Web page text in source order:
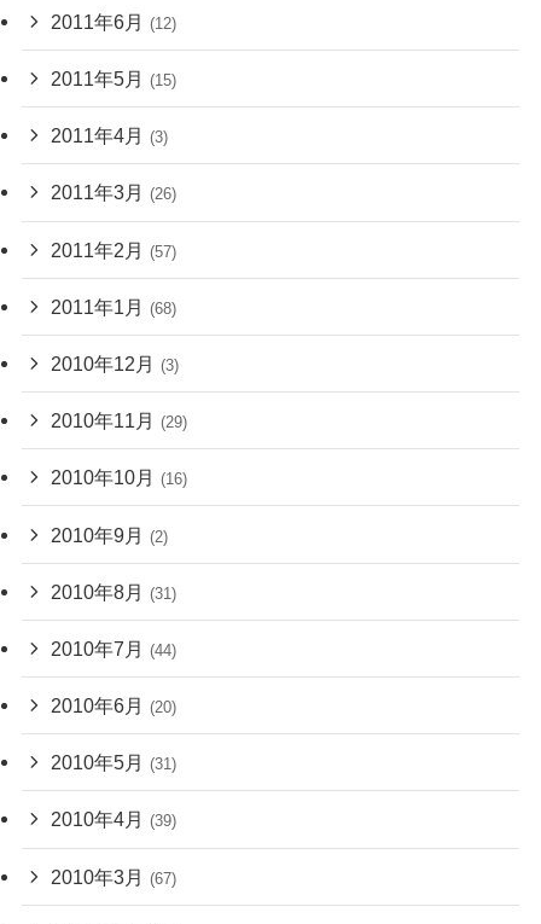
2011年6月 (12)
2011年5月 (15)
2011年4月 (3)
2011年3月 (26)
2011年2月 (57)
2011年1月 (68)
2010年12月 (3)
2010年11月 (29)
2010年10月 (16)
2010年9月 (2)
2010年8月 (31)
2010年7月 (44)
2010年6月 (20)
2010年5月 (31)
2010年4月 (39)
2010年3月 (67)